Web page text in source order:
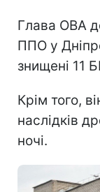
Глава ОВА
ППО у
знищені 11
Крім того,
наслідків
ночі.